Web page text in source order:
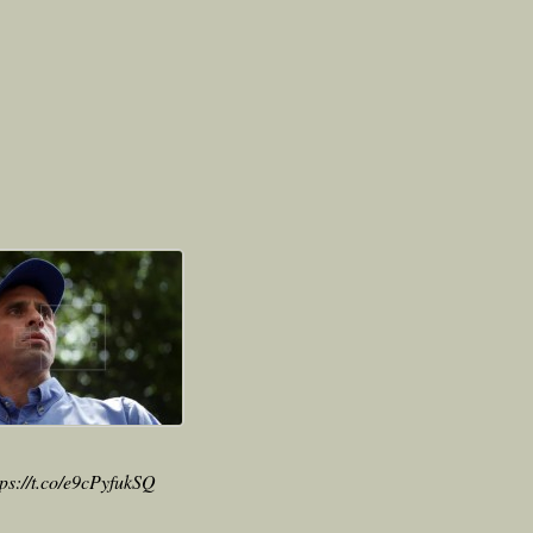
t.co/e9cPyfukSQ